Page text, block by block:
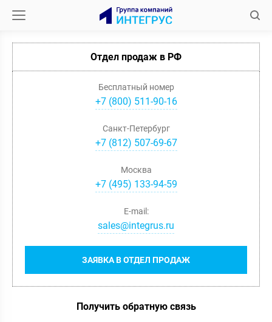
Отдел продаж в РФ
Бесплатный номер
+7 (800) 511-90-16
Санкт-Петербург
+7(812) 507-69-67
Москва
+7(495) 133-94-59
ЗАЯВКА В ОТДЕЛ ПРОДАЖ
E-mail:
sales@integrus.ru
Получить обратную связь